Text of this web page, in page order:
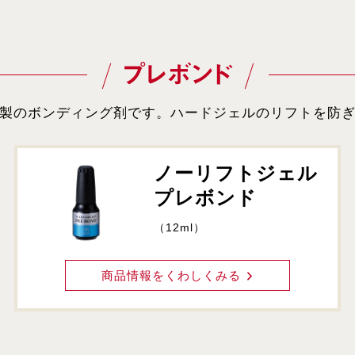
プレボンド
のボンディング剤です。ハードジェルのリフトを防
ノーリフトジェル
プレボンド
（12ml）
商品情報をくわしくみる